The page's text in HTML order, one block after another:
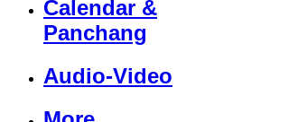
Calendar &
Panchang
Audio-Video